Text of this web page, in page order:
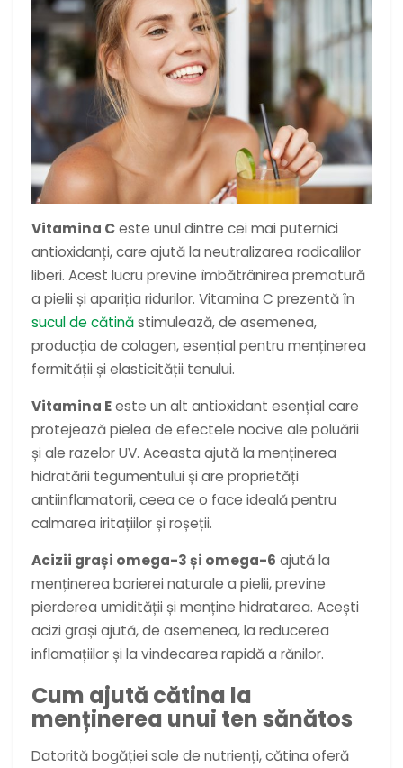
Vitamina Ceste unul dintre cei mai puternici
antioxidanți, care ajută la neutralizarea radicalilor
liberi. Acest lucru previne îmbătrânirea prematură
a pielii și apariția ridurilor. Vitamina C prezentă în
sucul de cătinăstimulează, de asemenea,
producția de colagen, esențial pentru menținerea
fermității și elasticității tenului.
Vitamina Eeste un alt antioxidant esențial care
protejează pielea de efectele nocive ale poluării
și ale razelor UV. Aceasta ajută la menținerea
hidratării tegumentului și are proprietăți
antiinflamatorii, ceea ce o face ideală pentru
calmarea iritațiilor și roșeții.
Acizii grași omega-3 și omega-6 ajută la
menținerea barierei naturale a pielii, previne
pierderea umidității și menține hidratarea. Acești
acizi grași ajută, de asemenea, la reducerea
inflamațiilor și la vindecarea rapidă a rănilor.
Cum ajută cătina la
menținerea unui ten sănătos
Datorită bogăției sale de nutrienți, cătina oferă